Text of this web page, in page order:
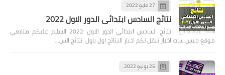
27 مايو 2022
نتائج السادس ابتدائي الدور الاول 2022
نتائج السادس ابتدائي الدور الاول 2022 السلام عليكم متابعي
موقع ميس سات اخبار ننقل لكم اخبار النتائج اول باول نتائج الس…
25 يوليو 2022